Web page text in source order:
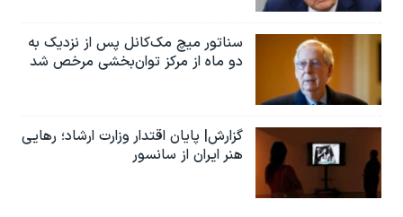
سناتور میچ مک‌کانل پس از نزدیک به
دو ماه از مرکز توان‌بخشی مرخص شد
گزارش| پایان اقتدار وزارت ارشاد؛ رهایی
هنر ایران از سانسور